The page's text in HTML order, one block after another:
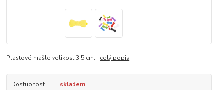
Plastové mašle velikost 3,5 cm. celý popis
Dostupnost skladem